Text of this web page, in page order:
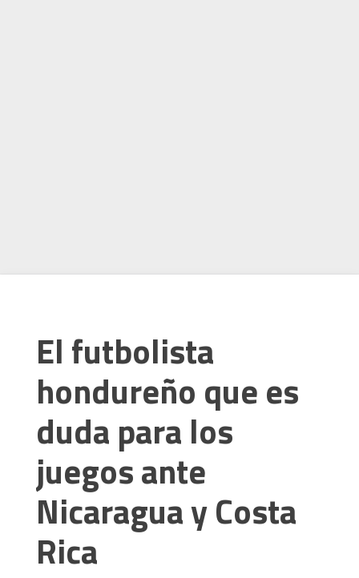
El futbolista
hondureño que es
duda para los
juegos ante
Nicaragua y Costa
Rica